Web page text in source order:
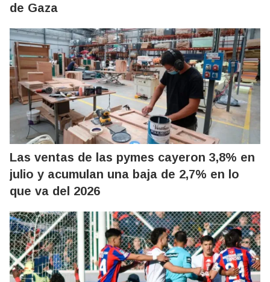
de Gaza
Las ventas de las pymes cayeron 3,8% en
julio y acumulan una baja de 2,7% en lo
que va del 2026